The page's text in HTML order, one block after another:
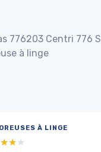
776203 Centri 776
à linge
À LINGE